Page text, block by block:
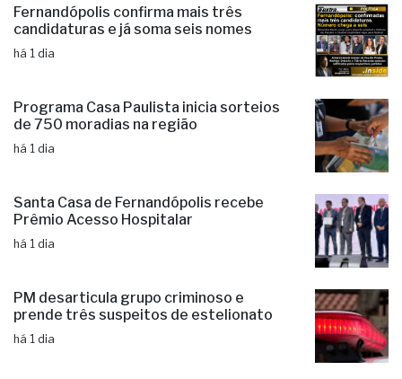
Fernandópolis confirma mais três
candidaturas e já soma seis nomes
há 1 dia
Programa Casa Paulista inicia sorteios
de 750 moradias na região
há 1 dia
Santa Casa de Fernandópolis recebe
Prêmio Acesso Hospitalar
há 1 dia
PM desarticula grupo criminoso e
prende três suspeitos de estelionato
há 1 dia